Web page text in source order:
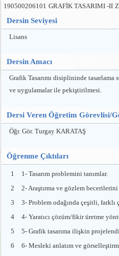
190500206101 GRAFİK TASARIMI -II
Dersin Seviyesi
Lisans
Dersin Amacı
Grafik Tasarımı disiplininde
ve uygulamalar ile pekiştirilmesi.
Dersi Veren Öğretim Görevlisi/
Öğr. Gör. Turgay KARATAŞ
Öğrenme Çıktıları
1
1- Tasarım problemini tanımlar.
2
2- Araştırma ve gözlem
3
3- Problem odağında çeşitli, farklı
4
4- Yaratıcı çözüm/fikir üretme
5
5- Grafik tasarıma ilişkin
6
6- Mesleki anlatım ve